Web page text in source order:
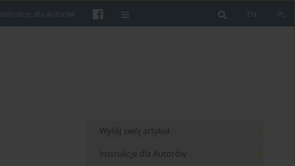
PL
EN
Instrukcje dla Autorów
Wyślij swój artykuł
Instrukcje dla Autorów